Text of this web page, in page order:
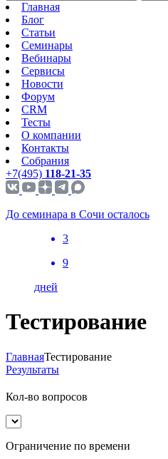
Главная
Блог
Статьи
Семинары
Вебинары
Сервисы
Новости
Форум
CRM
Тесты
О компании
Контакты
Собрания
+7(495) 118-21-35
До семинара в Сочи осталось
3
9
дней
Тестирование
ГлавнаяТестирование
Результаты
Кол-во вопросов
Ограничение по времени